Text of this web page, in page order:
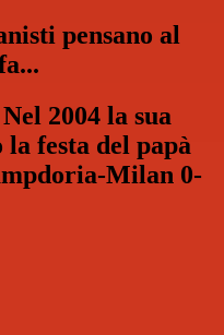
pensano al
2004 la sua
festa del papà
Milan 0-